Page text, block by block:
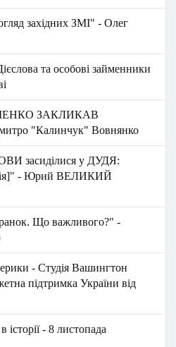
західних ЗМІ" - Олег
та особові займенники
ЗАКЛИКАВ
"Калинчук" Вовнянко
засиділися у ДУДЯ:
- Юрий ВЕЛИКИЙ
Що важливого?" -
- Студія Вашингтон
підтримка України від
історії - 8 листопада